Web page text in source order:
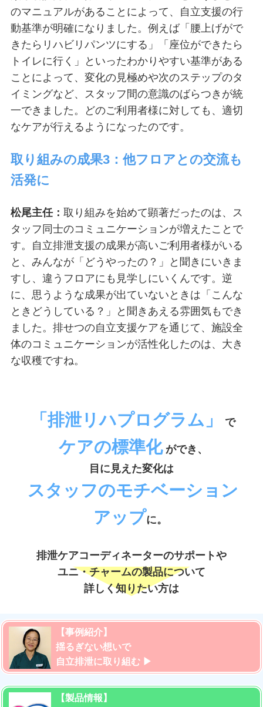
のマニュアルがあることによって、自立支援の行
動基準が明確になりました。例えば「腰上げがで
きたらリハビリパンツにする」「座位ができたら
トイレに行く」といったわかりやすい基準がある
ことによって、変化の見極めや次のステップのタ
イミングなど、スタッフ間の意識のばらつきが統
一できました。どのご利用者様に対しても、適切
なケアが行えるようになったのです。
取り組みの成果3：他フロアとの交流も
活発に
松尾主任： 取り組みを始めて顕著だったのは、ス
タッフ同士のコミュニケーションが増えたことで
す。自立排泄支援の成果が高いご利用者様がいる
と、みんなが「どうやったの？」と聞きにいきま
すし、違うフロアにも見学しにいくんです。逆
に、思うような成果が出ていないときは「こんな
ときどうしている？」と聞きあえる雰囲気もでき
ました。排せつの自立支援ケアを通じて、施設全
体のコミュニケーションが活性化したのは、大き
な収穫ですね。
「排泄リハプログラム」 で
ケアの標準化 ができ、
目に見えた変化は
スタッフのモチベーション
アップに。
排泄ケアコーディネーターのサポートや
ユニ・チャームの製品について
詳しく知りたい方は
【事例紹介】
揺るぎない想いで
自立排泄に取り組む ▶︎
【製品情報】